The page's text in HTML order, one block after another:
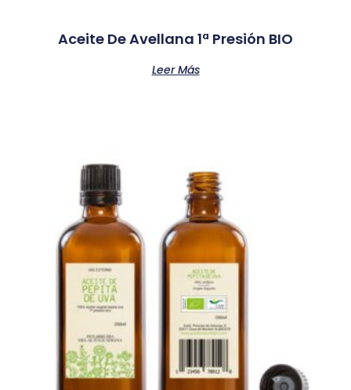
Aceite De Avellana 1ª Presión BIO
Leer Más